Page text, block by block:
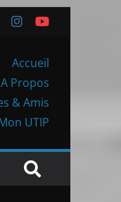
Accueil
A Propos
& Amis
UTIP